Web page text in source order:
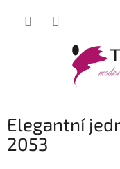
Elegantní
2053